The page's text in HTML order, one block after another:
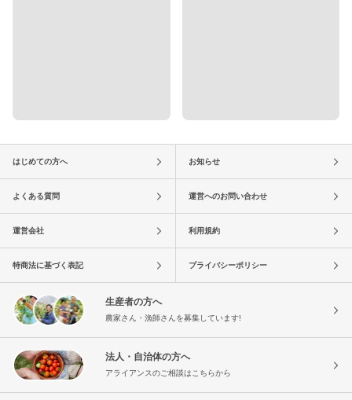
はじめての方へ お知らせ
よくある質問 運営へのお問い合わせ
運営会社 利用規約
特商法に基づく表記 プライバシーポリシー
生産者の方へ
農家さん・漁師さんを募集しています!
法人・自治体の方へ
アライアンスのご相談はこちらから